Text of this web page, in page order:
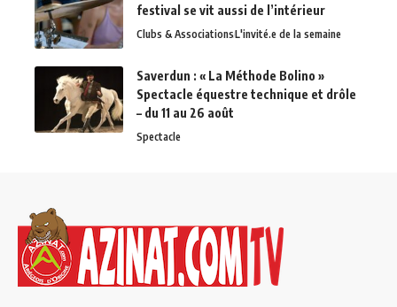
festival se vit aussi de l’intérieur
Clubs & AssociationsL'invité.e de la semaine
Saverdun : « La Méthode Bolino »
Spectacle équestre technique et drôle
– du 11 au 26 août
Spectacle